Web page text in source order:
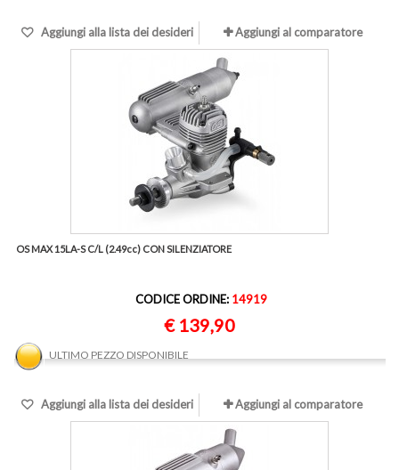
Aggiungi alla lista dei desideri Aggiungi al comparatore
OS MAX 15LA-S C/L (2.49cc) CON SILENZIATORE
CODICE ORDINE: 14919
€ 139,90
ULTIMO PEZZO DISPONIBILE
Aggiungi alla lista dei desideri Aggiungi al comparatore